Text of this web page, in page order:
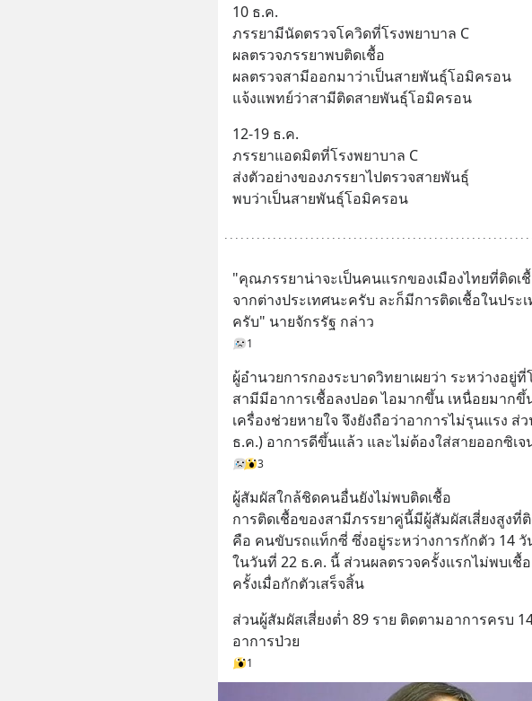
10 ธ.ค.
ภรรยามีนัดตรวจโควิดที่โรงพยาบาล C
ผลตรวจภรรยาพบติดเชื้อ
ผลตรวจสามีออกมาว่าเป็นสายพันธุ์โอมิครอน
แจ้งแพทย์ว่าสามีติดสายพันธุ์โอมิครอน
12-19 ธ.ค.
ภรรยาแอดมิตที่โรงพยาบาล C
ส่งตัวอย่างของภรรยาไปตรวจสายพันธุ์
พบว่าเป็นสายพันธุ์โอมิครอน
"คุณภรรยาน่าจะเป็นคนแรกของเมืองไทยที่ติดเ
จากต่างประเทศนะครับ ละก็มีการติดเชื้อในประ
ครับ" นายจักรรัฐ กล่าว
1
ผู้อำนวยการกองระบาดวิทยาเผยว่า ระหว่างอยู่
สามีมีอาการเชื้อลงปอด ไอมากขึ้น เหนื่อยมากขึ้
เครื่องช่วยหายใจ จึงยังถือว่าอาการไม่รุนแรง ส่
ธ.ค.) อาการดีขึ้นแล้ว และไม่ต้องใส่สายออกซิเจ
3
ผู้สัมผัสใกล้ชิดคนอื่นยังไม่พบติดเชื้อ
การติดเชื้อของสามีภรรยาคู่นี้มีผู้สัมผัสเสี่ยงสูงที่
คือ คนขับรถแท็กซี่ ซึ่งอยู่ระหว่างการกักตัว 14 วั
ในวันที่ 22 ธ.ค. นี้ ส่วนผลตรวจครั้งแรกไม่พบเชื้
ครั้งเมื่อกักตัวเสร็จสิ้น
ส่วนผู้สัมผัสเสี่ยงต่ำ 89 ราย ติดตามอาการครบ
อาการป่วย
1